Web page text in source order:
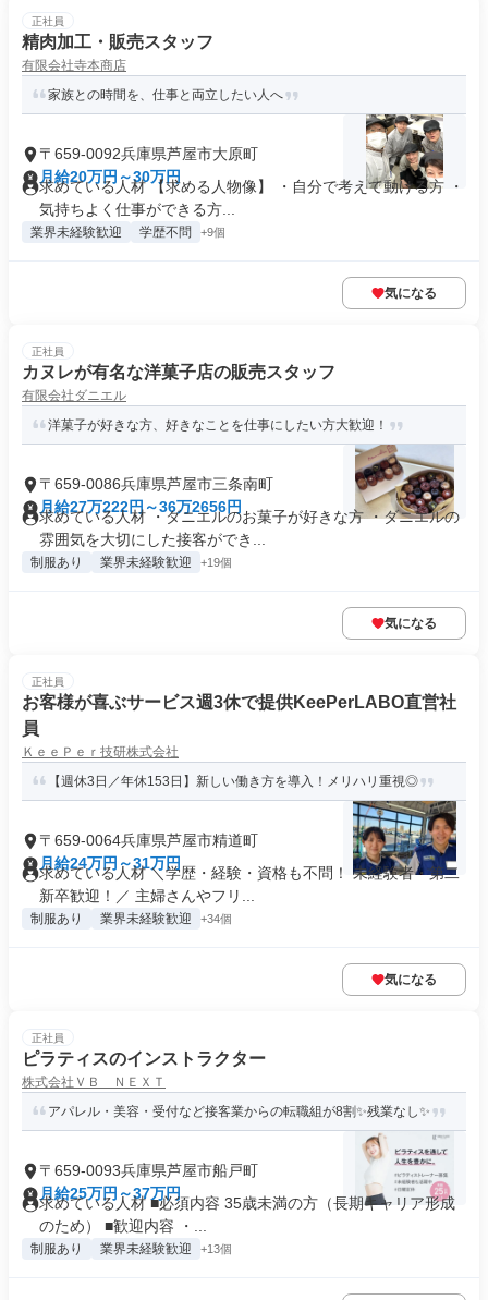
正社員
精肉加工・販売スタッフ
有限会社寺本商店
家族との時間を、仕事と両立したい人へ
〒659-0092兵庫県芦屋市大原町
月給20万円～30万円
求めている人材 【求める人物像】 ・自分で考えて動ける方 ・
気持ちよく仕事ができる方...
業界未経験歓迎 学歴不問 +9個
気になる
正社員
カヌレが有名な洋菓子店の販売スタッフ
有限会社ダニエル
洋菓子が好きな方、好きなことを仕事にしたい方大歓迎！
〒659-0086兵庫県芦屋市三条南町
月給27万222円～36万2656円
求めている人材 ・ダニエルのお菓子が好きな方 ・ダニエルの
雰囲気を大切にした接客ができ...
制服あり 業界未経験歓迎 +19個
気になる
正社員
お客様が喜ぶサービス週3休で提供KeePerLABO直営社
員
ＫｅｅＰｅｒ技研株式会社
【週休3日／年休153日】新しい働き方を導入！メリハリ重視◎
〒659-0064兵庫県芦屋市精道町
月給24万円～31万円
求めている人材 ＼学歴・経験・資格も不問！ 未経験者・第二
新卒歓迎！／ 主婦さんやフリ...
制服あり 業界未経験歓迎 +34個
気になる
正社員
ピラティスのインストラクター
株式会社ＶＢ ＮＥＸＴ
アパレル・美容・受付など接客業からの転職組が8割✨残業なし✨
〒659-0093兵庫県芦屋市船戸町
月給25万円～37万円
求めている人材 ■必須内容 35歳未満の方（長期キャリア形成
のため） ■歓迎内容 ・...
制服あり 業界未経験歓迎 +13個